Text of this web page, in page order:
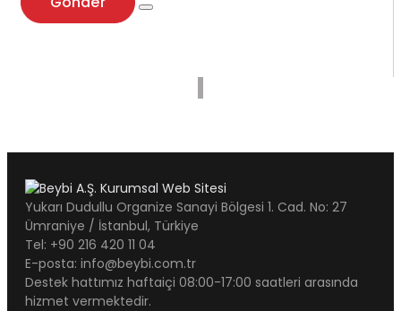
Yukarı Dudullu Organize Sanayi Bölgesi 1. Cad. No: 27
Ümraniye / İstanbul, Türkiye
Tel: +90 216 420 11 04
E-posta: info@beybi.com.tr
Destek hattımız haftaiçi 08:00-17:00 saatleri arasında
hizmet vermektedir.